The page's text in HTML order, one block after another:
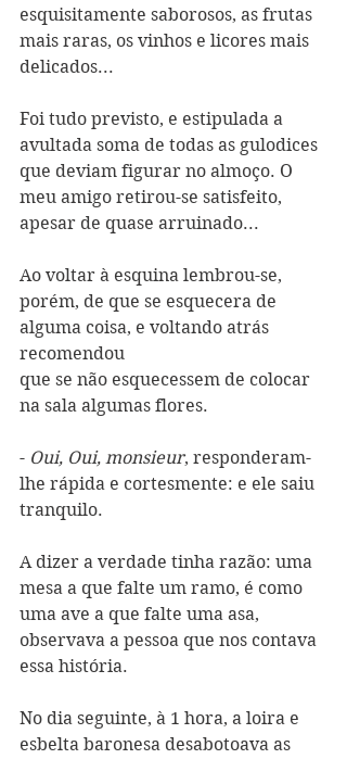
esquisitamente saborosos, as frutas
mais raras, os vinhos e licores mais
delicados...
Foi tudo previsto, e estipulada a
avultada soma de todas as gulodices
que deviam figurar no almoço. O
meu amigo retirou-se satisfeito,
apesar de quase arruinado...
Ao voltar à esquina lembrou-se,
porém, de que se esquecera de
alguma coisa, e voltando atrás
recomendou
que se não esquecessem de colocar
na sala algumas flores.
- Oui, Oui, monsieur, responderam-
lhe rápida e cortesmente: e ele saiu
tranquilo.
A dizer a verdade tinha razão: uma
mesa a que falte um ramo, é como
uma ave a que falte uma asa,
observava a pessoa que nos contava
essa história.
No dia seguinte, à 1 hora, a loira e
esbelta baronesa desabotoava as